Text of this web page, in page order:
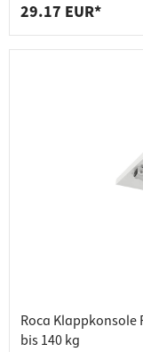
29.17 EUR*
Roca Klappkonsole
bis 140 kg